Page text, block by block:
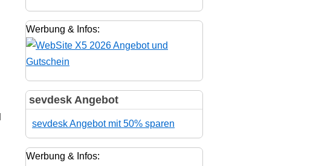
Werbung & Infos:
sevdesk Angebot
sevdesk Angebot mit 50% sparen
Werbung & Infos: